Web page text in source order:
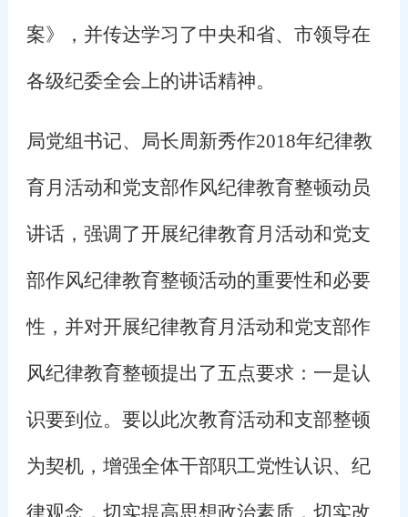
案》，并传达学习了中央和省、市领导在
各级纪委全会上的讲话精神。
局党组书记、局长周新秀作2018年纪律教
育月活动和党支部作风纪律教育整顿动员
讲话，强调了开展纪律教育月活动和党支
部作风纪律教育整顿活动的重要性和必要
性，并对开展纪律教育月活动和党支部作
风纪律教育整顿提出了五点要求：一是认
识要到位。要以此次教育活动和支部整顿
为契机，增强全体干部职工党性认识、纪
律观念，切实提高思想政治素质，切实改